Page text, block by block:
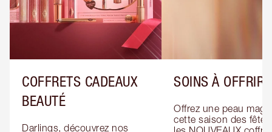
COFFRETS CADEAUX
BEAUTÉ
Darlings, découvrez nos
SOINS À OFFRIR
Offrez une peau
cette saison des fêtes